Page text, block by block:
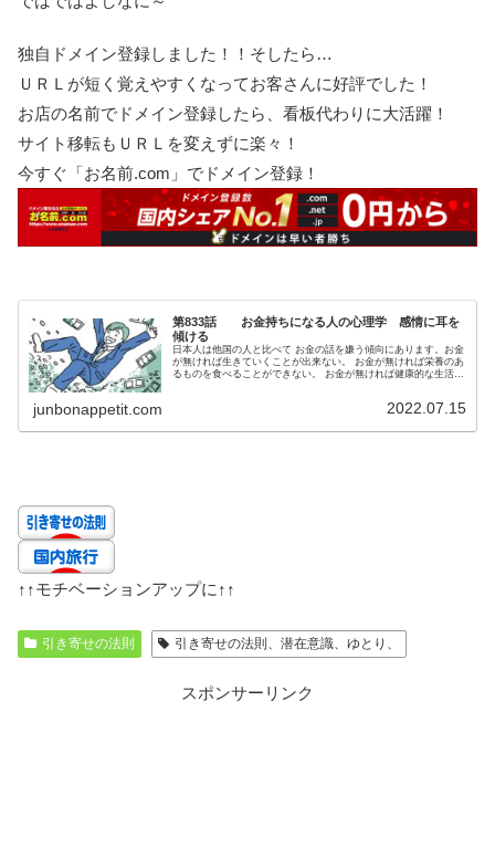
独自ドメイン登録しました！！そしたら…
ＵＲＬが短く覚えやすくなってお客さんに好評でした！
お店の名前でドメイン登録したら、看板代わりに大活躍！
サイト移転もＵＲＬを変えずに楽々！
今すぐ「お名前.com」でドメイン登録！
第833話 お金持ちになる人の心理学 感情に耳を
傾ける
日本人は他国の人と比べて お金の話を嫌う傾向にあります。お金
が無ければ生きていくことが出来ない。 お金が無ければ栄養のあ
るものを食べることができない。 お金が無ければ健康的な生活を
junbonappetit.com 2022.07.15
↑↑モチベーションアップに ↑↑
引き寄せの法則 引き寄せの法則、潜在意識、ゆとり、
スポンサーリンク